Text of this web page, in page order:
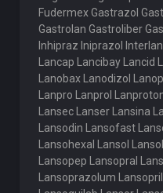
Fudermex Gastrazol
Gastrolan Gastroliber
Inhipraz Iniprazol
Lancap Lancibay
Lanobax Lanodizol
Lanpro Lanprol
Lansec Lanser Lansina
Lansodin Lansofast
Lansohexal Lansol
Lansopep Lansopral
Lansoprazolum